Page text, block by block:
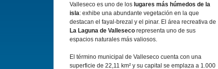
Valleseco es uno de los lugares más húmedos de la
isla: exhibe una abundante vegetación en la que
destacan el fayal-brezal y el pinar. El área recreativa de
La Laguna de Valleseco representa uno de sus
espacios naturales más valiosos.
El término municipal de Valleseco cuenta con una
superficie de 22,11 km² y su capital se emplaza a 1.000